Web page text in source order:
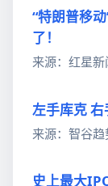
“特朗普移
了！
来源：红星新
左手库克
来源：智谷趋
史上最大